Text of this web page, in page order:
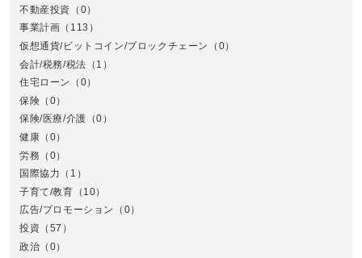
不動産投資 （0）
事業計画 （113）
仮想通貨/ビットコイン/ブロックチェーン
（0）
会計/税務/税法 （1）
住宅ローン
（0）
保険 （0）
保険/医療/介護 （0）
健康 （0）
労務 （0）
国際協力 （1）
子育て/教育 （10）
広告/プロモーション
（0）
投資 （57）
政治 （0）